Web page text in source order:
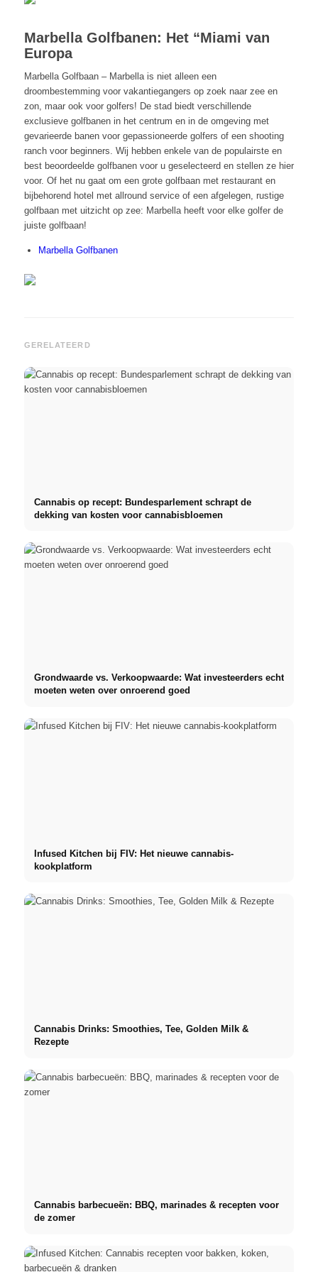
Marbella Golfbanen: Het “Miami van
Europa
Marbella Golfbaan – Marbella is niet alleen een
droombestemming voor vakantiegangers op zoek naar zee en
zon, maar ook voor golfers! De stad biedt verschillende
exclusieve golfbanen in het centrum en in de omgeving met
gevarieerde banen voor gepassioneerde golfers of een shooting
ranch voor beginners. Wij hebben enkele van de populairste en
best beoordeelde golfbanen voor u geselecteerd en stellen ze hier
voor. Of het nu gaat om een grote golfbaan met restaurant en
bijbehorend hotel met allround service of een afgelegen, rustige
golfbaan met uitzicht op zee: Marbella heeft voor elke golfer de
juiste golfbaan!
Marbella Golfbanen
GERELATEERD
Cannabis op recept: Bundesparlement schrapt de
dekking van kosten voor cannabisbloemen
Grondwaarde vs. Verkoopwaarde: Wat investeerders echt
moeten weten over onroerend goed
Infused Kitchen bij FIV: Het nieuwe cannabis-
kookplatform
Cannabis Drinks: Smoothies, Tee, Golden Milk &
Rezepte
Cannabis barbecueën: BBQ, marinades & recepten voor
de zomer